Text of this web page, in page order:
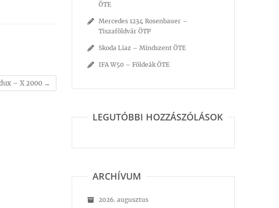
– X 2000 →
ÖTE
Mercedes 1234 Rosenbauer –
Tiszaföldvár ÖTP
Skoda Liaz – Mindszent ÖTE
IFA W50 – Földeák ÖTE
LEGUTÓBBI HOZZÁSZÓLÁSOK
ARCHÍVUM
2026. augusztus